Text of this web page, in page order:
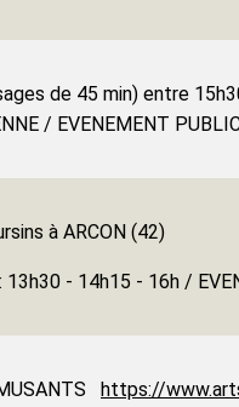
de 45 min) entre
/ EVENEMENT
à ARCON (42)
13h30 - 14h15 - 16h /
https://